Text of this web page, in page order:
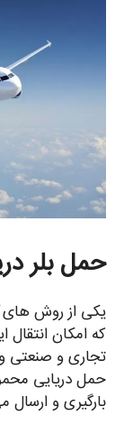
حمل بلر
یکی از روش
که امکان
تجاری و صنعتی
حمل دریایی
بارگیری و